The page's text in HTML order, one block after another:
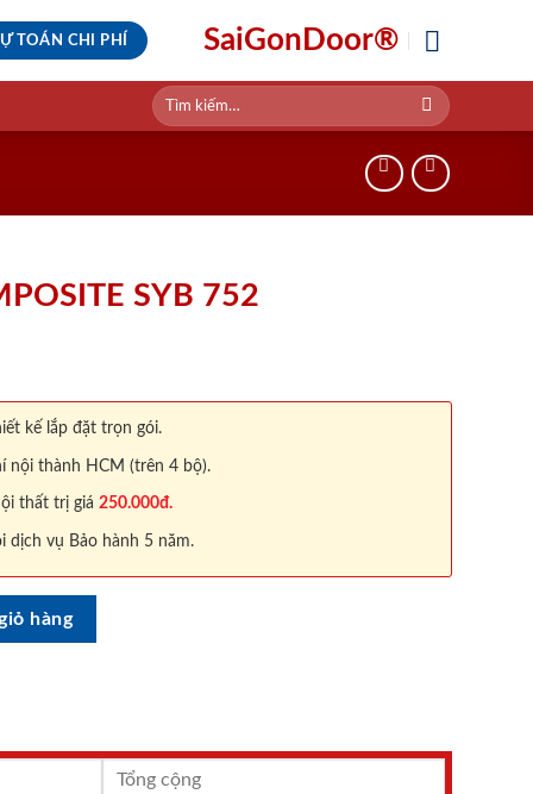
TOÁN CHI PHÍ SaiGonDoor®
Tìm
kiếm:
SYB 752
kế lắp đặt trọn gói.
nội thành HCM (trên 4 bộ).
thất trị giá 250.000đ.
dịch vụ Bảo hành 5 năm.
số lượng
hàng